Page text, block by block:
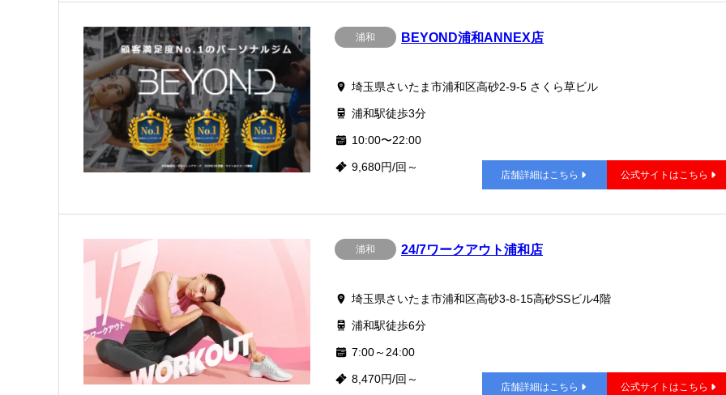
浦和 BEYOND浦和ANNEX店
埼玉県さいたま市浦和区高砂2-9-5 さくら草ビル
浦和駅徒歩3分
10:00〜22:00
9,680円/回～
店舗詳細はこちら 公式サイトはこちら
浦和 24/7ワークアウト浦和店
埼玉県さいたま市浦和区高砂3-8-15高砂SSビル4階
浦和駅徒歩6分
7:00～24:00
8,470円/回～
店舗詳細はこちら 公式サイトはこちら